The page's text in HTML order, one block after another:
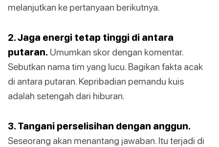
melanjutkan ke pertanyaan berikutnya.
2. Jaga energi tetap tinggi di antara
putaran. Umumkan skor dengan komentar.
Sebutkan nama tim yang lucu. Bagikan fakta acak
di antara putaran. Kepribadian pemandu kuis
adalah setengah dari hiburan.
3. Tangani perselisihan dengan anggun.
Seseorang akan menantang jawaban. Itu terjadi di